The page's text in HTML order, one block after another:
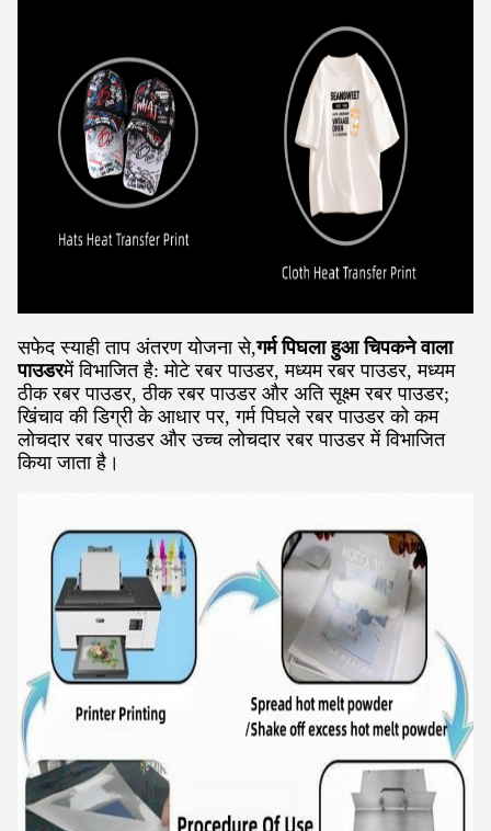
सफेद स्याही ताप अंतरण योजना से,गर्म पिघला हुआ चिपकने वाला
पाउडरमें विभाजित है: मोटे रबर पाउडर, मध्यम रबर पाउडर, मध्यम
ठीक रबर पाउडर, ठीक रबर पाउडर और अति सूक्ष्म रबर पाउडर;
खिंचाव की डिग्री के आधार पर, गर्म पिघले रबर पाउडर को कम
लोचदार रबर पाउडर और उच्च लोचदार रबर पाउडर में विभाजित
किया जाता है।